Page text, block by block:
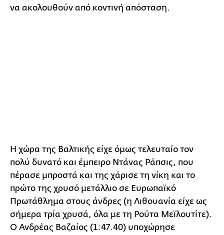
να ακολουθούν από κοντινή απόσταση.
Η χώρα της Βαλτικής είχε όμως τελευταίο τον
πολύ δυνατό και έμπειρο Ντάνας Ράπσις, που
πέρασε μπροστά και της χάρισε τη νίκη και το
πρώτο της χρυσό μετάλλιο σε Ευρωπαϊκό
Πρωτάθλημα στους άνδρες (η Λιθουανία είχε ως
σήμερα τρία χρυσά, όλα με τη Ρούτα Μεϊλουτίτε).
Ο Ανδρέας Βαζαίος (1:47.40) υποχώρησε